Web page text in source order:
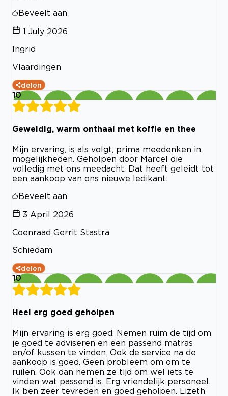
Beveelt aan
1 July 2026
Ingrid
Vlaardingen
delen
10
Geweldig, warm onthaal met koffie en thee
Mijn ervaring, is als volgt, prima meedenken in
mogelijkheden. Geholpen door Marcel die
volledig met ons meedacht. Dat heeft geleidt tot
een aankoop van ons nieuwe ledikant.
Beveelt aan
3 April 2026
Coenraad Gerrit Stastra
Schiedam
delen
10
Heel erg goed geholpen
Mijn ervaring is erg goed. Nemen ruim de tijd om
je goed te adviseren en een passend matras
en/of kussen te vinden. Ook de service na de
aankoop is goed. Geen probleem om om te
ruilen. Ook dan nemen ze tijd om wel iets te
vinden wat passend is. Erg vriendelijk personeel.
Ik ben zeer tevreden en goed geholpen. Lizeth